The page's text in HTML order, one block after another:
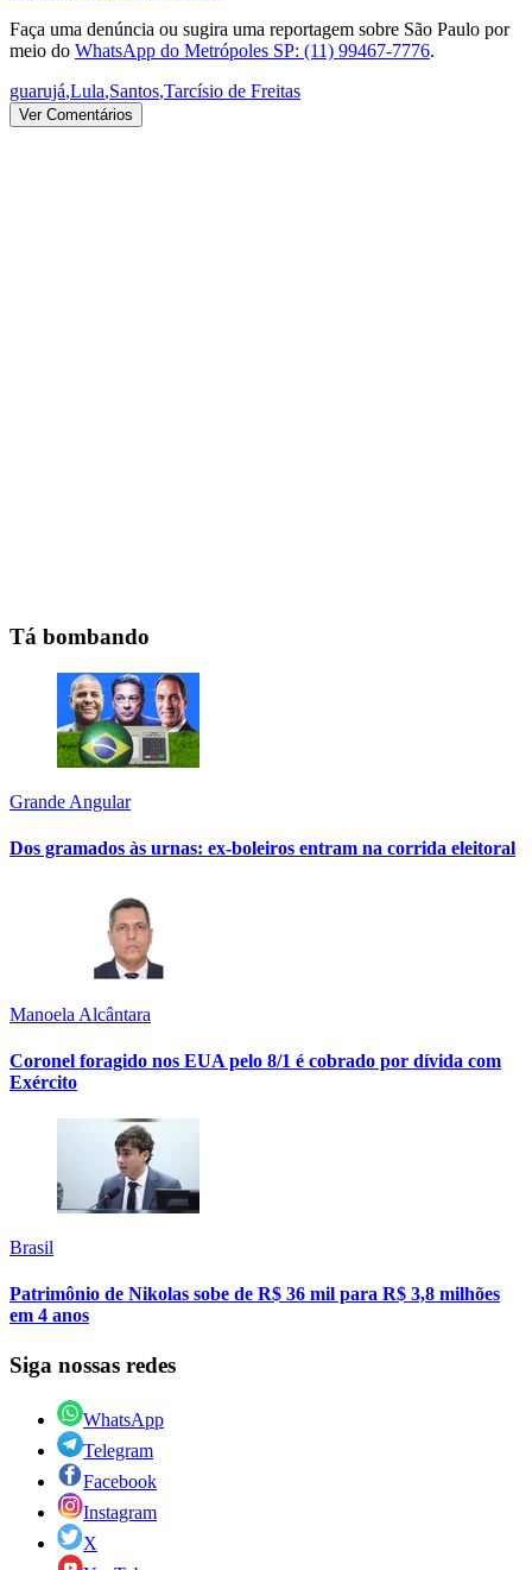
Faça uma denúncia ou sugira uma reportagem sobre São Paulo por
meio do WhatsApp do Metrópoles SP: (11) 99467-7776.
guarujá,Lula,Santos,Tarcísio de Freitas
Ver Comentários
Tá bombando
Grande Angular
Dos gramados às urnas: ex-boleiros entram na corrida eleitoral
Manoela Alcântara
Coronel foragido nos EUA pelo 8/1 é cobrado por dívida com
Exército
Brasil
Patrimônio de Nikolas sobe de R$ 36 mil para R$ 3,8 milhões
em 4 anos
Siga nossas redes
WhatsApp
Telegram
Facebook
Instagram
X